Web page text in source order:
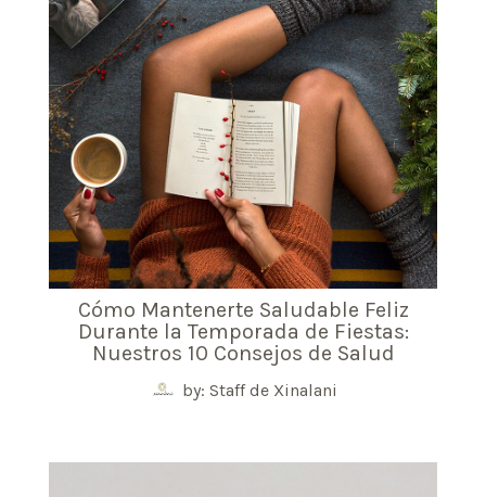
Cómo Mantenerte Saludable Feliz
Durante la Temporada de Fiestas:
Nuestros 10 Consejos de Salud
by: Staff de Xinalani